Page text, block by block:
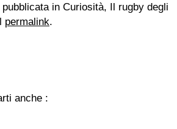
in Curiosità, Il rugby degli
permalink.
anche :